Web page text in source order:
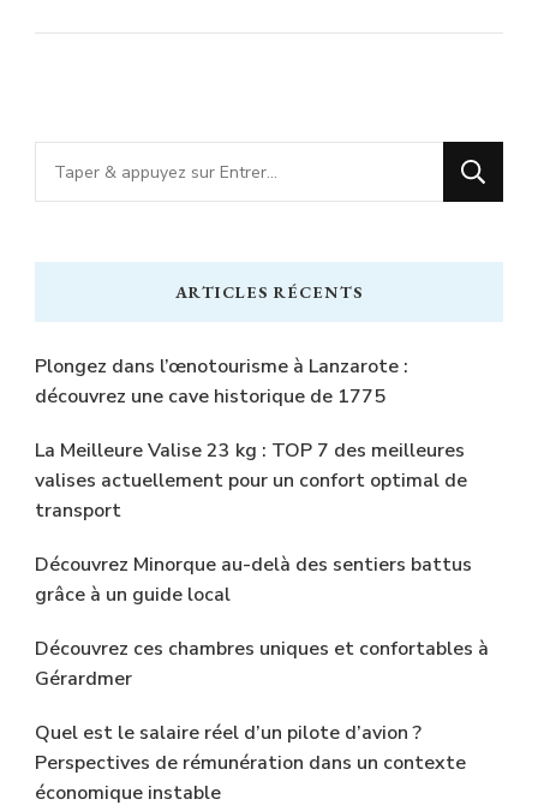
Vous
recherchiez
chose
ARTICLES RÉCENTS
Plongez dans l’œnotourisme à Lanzarote :
découvrez une cave historique de 1775
La Meilleure Valise 23 kg : TOP 7 des meilleures
valises actuellement pour un confort optimal de
transport
Découvrez Minorque au-delà des sentiers battus
grâce à un guide local
Découvrez ces chambres uniques et confortables à
Gérardmer
Quel est le salaire réel d’un pilote d’avion ?
Perspectives de rémunération dans un contexte
économique instable